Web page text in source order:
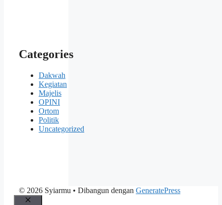
Categories
Dakwah
Kegiatan
Majelis
OPINI
Ortom
Politik
Uncategorized
© 2026 Syiarmu • Dibangun dengan GeneratePress